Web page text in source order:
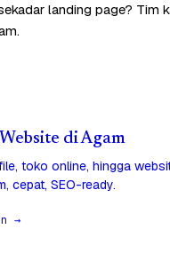
landing page? Tim
di Agam
toko online, hingga
cepat, SEO-ready.
→